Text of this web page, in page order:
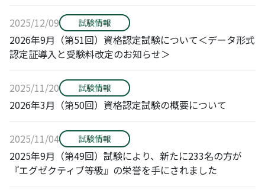
2025/12/09 試験情報
2026年9月（第51回）資格認定試験について＜データ形式
認定証導入と受験料改定のお知らせ＞
2025/11/20 試験情報
2026年3月（第50回）資格認定試験の概要について
2025/11/04 試験情報
2025年9月（第49回）試験により、新たに233名の方が
『エグゼクティブ等級』の栄誉を手にされました